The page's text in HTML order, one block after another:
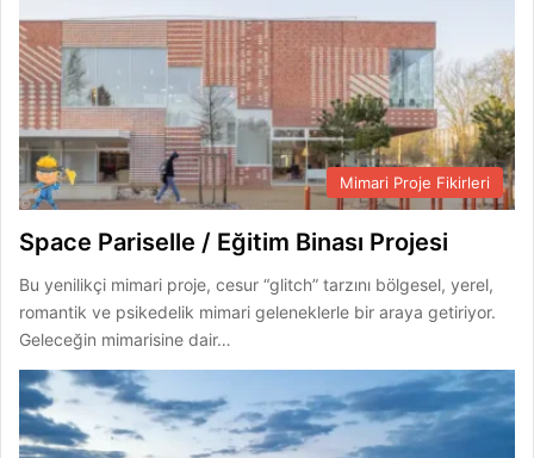
Mimari Proje Fikirleri
Space Pariselle / Eğitim Binası Projesi
Bu yenilikçi mimari proje, cesur “glitch” tarzını bölgesel, yerel,
romantik ve psikedelik mimari geleneklerle bir araya getiriyor.
Geleceğin mimarisine dair…